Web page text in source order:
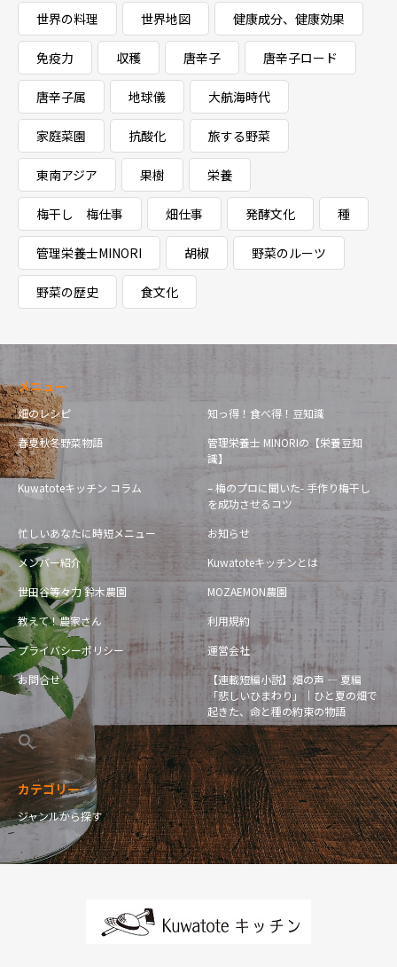
世界の料理 世界地図 健康成分、健康効果
免疫力 収穫 唐辛子 唐辛子ロード
唐辛子属 地球儀 大航海時代
家庭菜園 抗酸化 旅する野菜
東南アジア 果樹 栄養
梅干し 梅仕事 畑仕事 発酵文化 種
管理栄養士MINORI 胡椒 野菜のルーツ
野菜の歴史 食文化
メニュー
畑のレシピ
知っ得！食べ得！豆知識
春夏秋冬野菜物語
管理栄養士 MINORIの【栄養豆知
識】
Kuwatoteキッチン コラム
– 梅のプロに聞いた- 手作り梅干し
を成功させるコツ
忙しいあなたに時短メニュー
お知らせ
メンバー紹介
Kuwatoteキッチンとは
世田谷等々力 鈴木農園
MOZAEMON農園
教えて！農家さん
利用規約
プライバシーポリシー
運営会社
お問合せ
【連載短編小説】畑の声 — 夏編
「悲しいひまわり」｜ひと夏の畑で
起きた、命と種の約束の物語
カテゴリー
ジャンルから探す